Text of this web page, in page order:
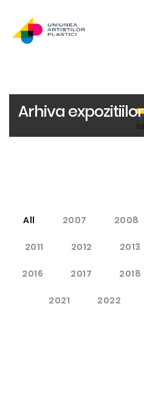
UAP Galerie
Arhiva expozitiilor
All 2007 2008
2011 2012 2013
2016 2017 2018
2021 2022